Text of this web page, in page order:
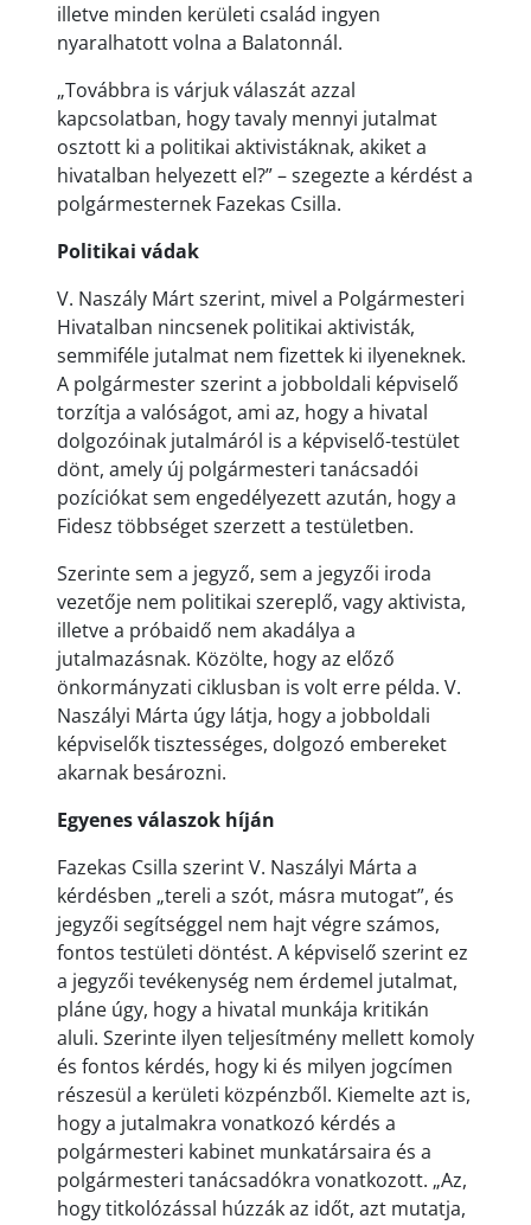
illetve minden kerületi család ingyen
nyaralhatott volna a Balatonnál.
„Továbbra is várjuk válaszát azzal
kapcsolatban, hogy tavaly mennyi jutalmat
osztott ki a politikai aktivistáknak, akiket a
hivatalban helyezett el?” – szegezte a kérdést a
polgármesternek Fazekas Csilla.
Politikai vádak
V. Naszály Márt szerint, mivel a Polgármesteri
Hivatalban nincsenek politikai aktivisták,
semmiféle jutalmat nem fizettek ki ilyeneknek.
A polgármester szerint a jobboldali képviselő
torzítja a valóságot, ami az, hogy a hivatal
dolgozóinak jutalmáról is a képviselő-testület
dönt, amely új polgármesteri tanácsadói
pozíciókat sem engedélyezett azután, hogy a
Fidesz többséget szerzett a testületben.
Szerinte sem a jegyző, sem a jegyzői iroda
vezetője nem politikai szereplő, vagy aktivista,
illetve a próbaidő nem akadálya a
jutalmazásnak. Közölte, hogy az előző
önkormányzati ciklusban is volt erre példa. V.
Naszályi Márta úgy látja, hogy a jobboldali
képviselők tisztességes, dolgozó embereket
akarnak besározni.
Egyenes válaszok híján
Fazekas Csilla szerint V. Naszályi Márta a
kérdésben „tereli a szót, másra mutogat”, és
jegyzői segítséggel nem hajt végre számos,
fontos testületi döntést. A képviselő szerint ez
a jegyzői tevékenység nem érdemel jutalmat,
pláne úgy, hogy a hivatal munkája kritikán
aluli. Szerinte ilyen teljesítmény mellett komoly
és fontos kérdés, hogy ki és milyen jogcímen
részesül a kerületi közpénzből. Kiemelte azt is,
hogy a jutalmakra vonatkozó kérdés a
polgármesteri kabinet munkatársaira és a
polgármesteri tanácsadókra vonatkozott. „Az,
hogy titkolózással húzzák az időt, azt mutatja,